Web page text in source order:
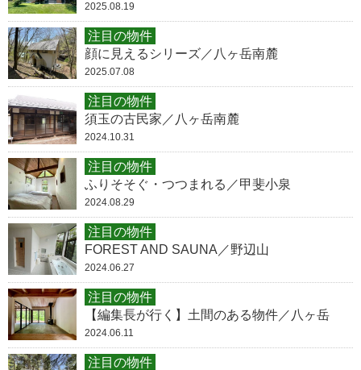
2025.08.19
注目の物件
顔に見えるシリーズ／八ヶ岳南麓
2025.07.08
注目の物件
須玉の古民家／八ヶ岳南麓
2024.10.31
注目の物件
ふりそそぐ・つつまれる／甲斐小泉
2024.08.29
注目の物件
FOREST AND SAUNA／野辺山
2024.06.27
注目の物件
【編集長が行く】土間のある物件／八ヶ岳
2024.06.11
注目の物件